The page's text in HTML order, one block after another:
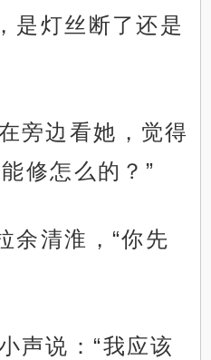
是灯丝断了还是
旁边看她，觉得
修怎么的？”
余清淮，“你先
声说：“我应该